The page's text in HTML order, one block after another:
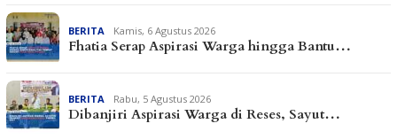
BERITA Kamis, 6 Agustus 2026
Fhatia Serap Aspirasi Warga hingga Bantu…
BERITA Rabu, 5 Agustus 2026
Dibanjiri Aspirasi Warga di Reses, Sayut…